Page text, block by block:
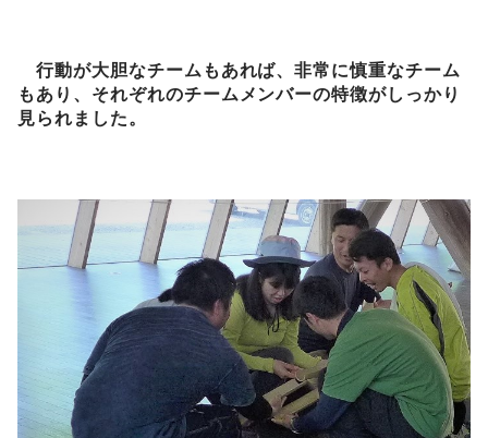
行動が大胆なチームもあれば、非常に慎重なチーム
もあり、それぞれのチームメンバーの特徴がしっかり
見られました。